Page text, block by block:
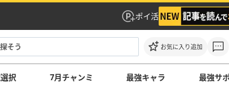
ポイ活
お気に入り追加
択 7月チャンミ 最強キャラ 最強サ